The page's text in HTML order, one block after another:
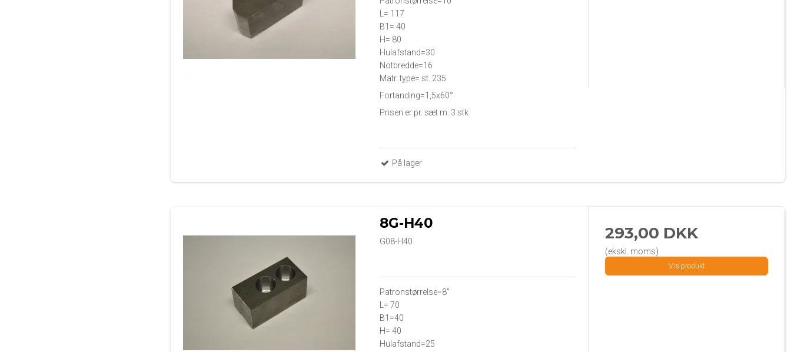
L= 117
B1= 40
H= 80
Hulafstand=30
Notbredde=16
Matr. type= st. 235
Fortanding=1,5x60°
Prisen er pr. sæt m. 3 stk.
På lager
8G-H40
G08-H40
Patronstørrelse=8”
L= 70
B1=40
H= 40
Hulafstand=25
293,00 DKK
(ekskl. moms)
Vis produkt